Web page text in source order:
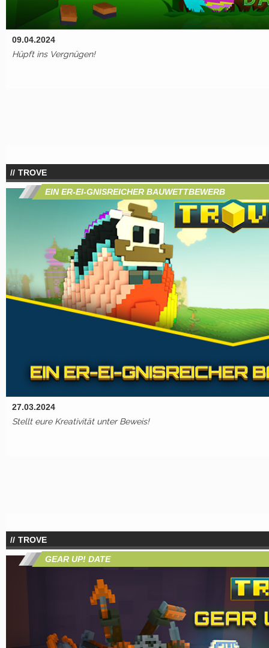
09.04.2024
Hüpft ins Vergnügen!
TROVE
EIN ER-EI-GNISREICHER BAUWETTBEWERB
27.03.2024
Stellt eure Kreativität unter Beweis!
TROVE
GEAR UP! DATE